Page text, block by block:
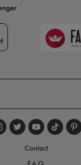
Faciliti
nous
Suivez-
Contact